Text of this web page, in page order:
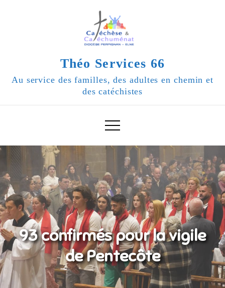
Théo Services 66
Au service des familles, des adultes en chemin et
des catéchistes
93 confirmés pour la vigile
de Pentecôte